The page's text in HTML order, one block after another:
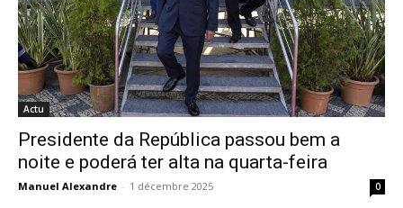
Actu
Presidente da República passou bem a
noite e poderá ter alta na quarta-feira
Manuel Alexandre - 1 décembre 2025 0